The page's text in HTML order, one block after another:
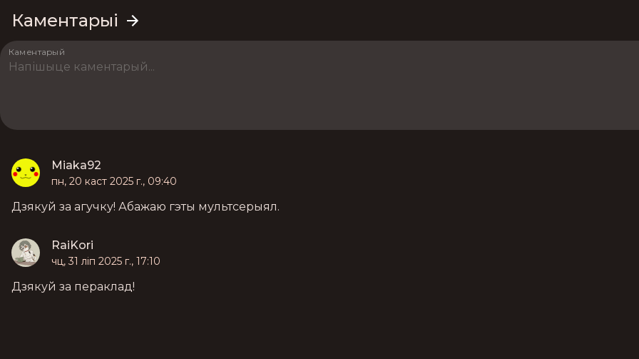
Каментарыі
Каментарый
Miaka92
пн, 20 каст 2025 г., 09:40
Дзякуй за агучку! Абажаю гэты мультсерыял.
RaiKori
чц, 31 ліп 2025 г., 17:10
Дзякуй за пераклад!